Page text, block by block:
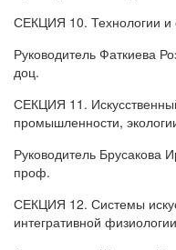
СЕКЦИЯ 10. Технологии и
Руководитель Фаткиева
доц.
СЕКЦИЯ 11.
промышленности,
Руководитель Брусакова
проф.
СЕКЦИЯ 12. Системы
интегративной